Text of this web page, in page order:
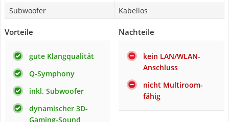
Subwoofer
Kabellos
Vorteile
gute Klangqualität
Q-Symphony
inkl. Subwoofer
dynamischer 3D-
Gaming-Sound
Nachteile
kein LAN/WLAN-
Anschluss
nicht Multiroom-
fähig